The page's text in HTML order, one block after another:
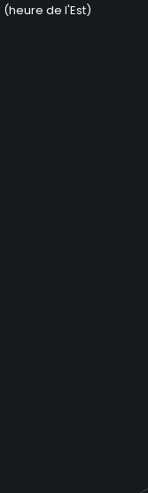
(heure de l'Est)